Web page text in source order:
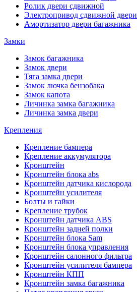
Ролик двери сдвижной
Электропривод сдвижной двери
Амортизатор двери багажника
Замки
Замок багажника
Замок двери
Тяга замка двери
Замок лючка бензобака
Замок капота
Личинка замка багажника
Личинка замка двери
Крепления
Крепление бампера
Крепление аккумулятора
Кронштейн
Кронштейн блока abs
Кронштейн датчика кислорода
Кронштейн усилителя
Болты и гайки
Крепление трубок
Кронштейн датчика ABS
Кронштейн задней полки
Кронштейн блока Sam
Кронштейн блока управления
Кронштейн салонного фильтра
Кронштейн усилителя бампера
Кронштейн КПП
Кронштейн замка багажника